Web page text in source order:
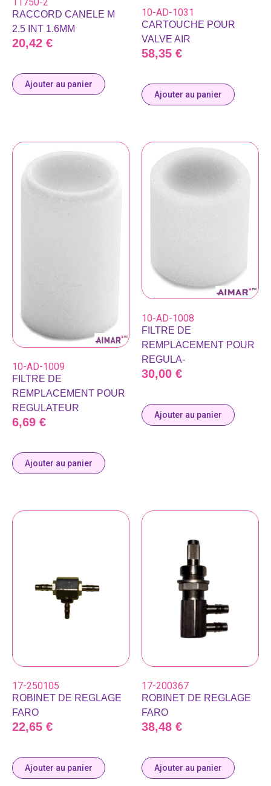
RACCORD CANELE M
2.5 INT 1.6MM
20,42 €
Ajouter au panier
10-AD-1031
CARTOUCHE POUR
VALVE AIR
58,35 €
Ajouter au panier
10-AD-1009
FILTRE DE
REMPLACEMENT POUR
REGULATEUR
6,69 €
Ajouter au panier
10-AD-1008
FILTRE DE
REMPLACEMENT POUR
REGULA-
30,00 €
Ajouter au panier
17-250105
ROBINET DE REGLAGE
FARO
22,65 €
Ajouter au panier
17-200367
ROBINET DE REGLAGE
FARO
38,48 €
Ajouter au panier